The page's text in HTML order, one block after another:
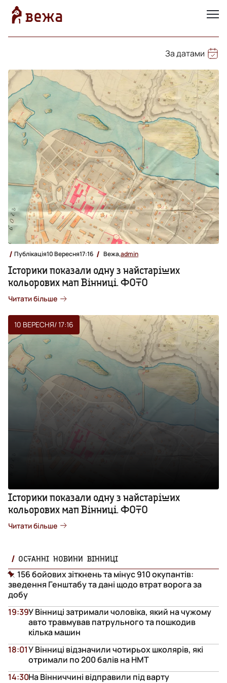
За датами
Публікація10 Вересня17:16 Вежа,admin
Історики показали одну з найстаріших
кольорових мап Вінниці. ФОТО
Читати більше
10 ВЕРЕСНЯ/ 17:16
Історики показали одну з найстаріших
кольорових мап Вінниці. ФОТО
Читати більше
ОСТАННІ НОВИНИ ВІННИЦІ
156 бойових зіткнень та мінус 910 окупантів:
зведення Генштабу та дані щодо втрат ворога за
добу
У Вінниці затримали чоловіка, який на чужому
авто травмував патрульного та пошкодив
кілька машин
19:39
У Вінниці відзначили чотирьох школярів, які
отримали по 200 балів на НМТ
18:01
На Вінниччині відправили під варту
14:30